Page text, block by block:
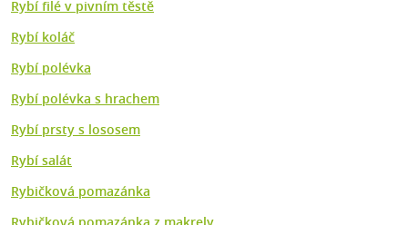
Rybí filé v pivním těstě
Rybí koláč
Rybí polévka
Rybí polévka s hrachem
Rybí prsty s lososem
Rybí salát
Rybičková pomazánka